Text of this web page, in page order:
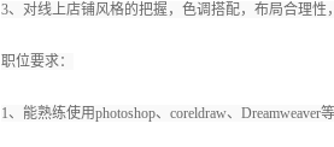
3、对线上店铺风格的把握，色调搭配，布局合理性
职位要求：
1、能熟练使用photoshop、coreldraw、Dreamweaver